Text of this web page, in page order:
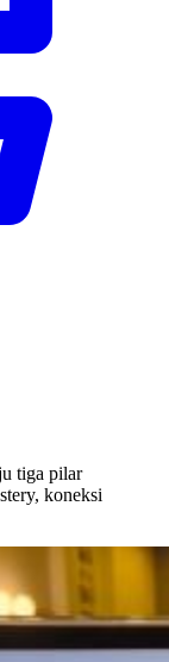
tiga pilar
koneksi